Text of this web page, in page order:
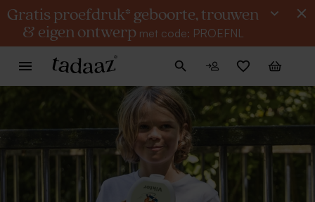
Gratis proefdruk* geboorte, trouwen
& eigen ontwerp met code: PROEFNL